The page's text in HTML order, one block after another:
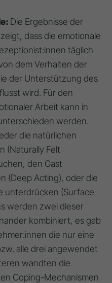
Die Ergebnisse der
dass die emotionale
täglich
dem Verhalten der
der Unterstützung des
wird. Für den
Arbeit kann in
werden.
die natürlichen
(Naturally Felt
den Gast
(Deep Acting), oder die
unterdrücken (Surface
werden zwei dieser
kombiniert, es gab
die nur eine
alle drei angewendet
wandten die
Coping-Mechanismen